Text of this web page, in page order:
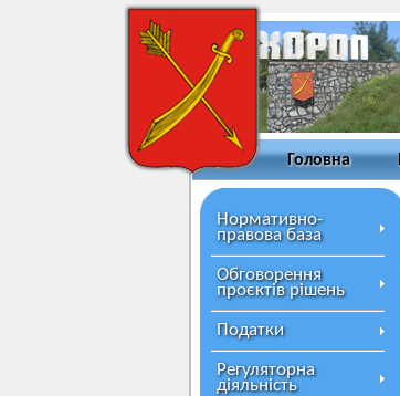
Головна
Нормативно-
правова база
Обговорення
проєктів рішень
Податки
Регуляторна
діяльність